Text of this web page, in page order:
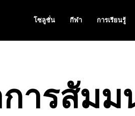
โซลูชั่น กีฬา การเรียนรู้
ำการสัมม